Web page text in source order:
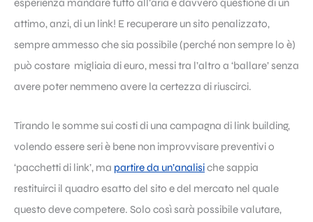
attimo, anzi, di un link! E recuperare un sito penalizzato,
sempre ammesso che sia possibile (perché non sempre lo è)
può costare migliaia di euro, messi tra l’altro a ‘ballare’ senza
avere poter nemmeno avere la certezza di riuscirci.
Tirando le somme sui costi di una campagna di link building,
volendo essere seri è bene non improvvisare preventivi o
‘pacchetti di link’, ma partire da un’analisiche sappia
restituirci il quadro esatto del sito e del mercato nel quale
questo deve competere. Solo così sarà possibile valutare,